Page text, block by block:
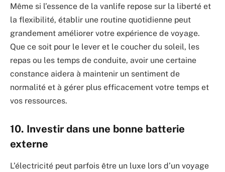
Même si l’essence de la vanlife repose sur la liberté et
la flexibilité, établir une routine quotidienne peut
grandement améliorer votre expérience de voyage.
Que ce soit pour le lever et le coucher du soleil, les
repas ou les temps de conduite, avoir une certaine
constance aidera à maintenir un sentiment de
normalité et à gérer plus efficacement votre temps et
vos ressources.
10. Investir dans une bonne batterie
externe
L’électricité peut parfois être un luxe lors d’un voyage